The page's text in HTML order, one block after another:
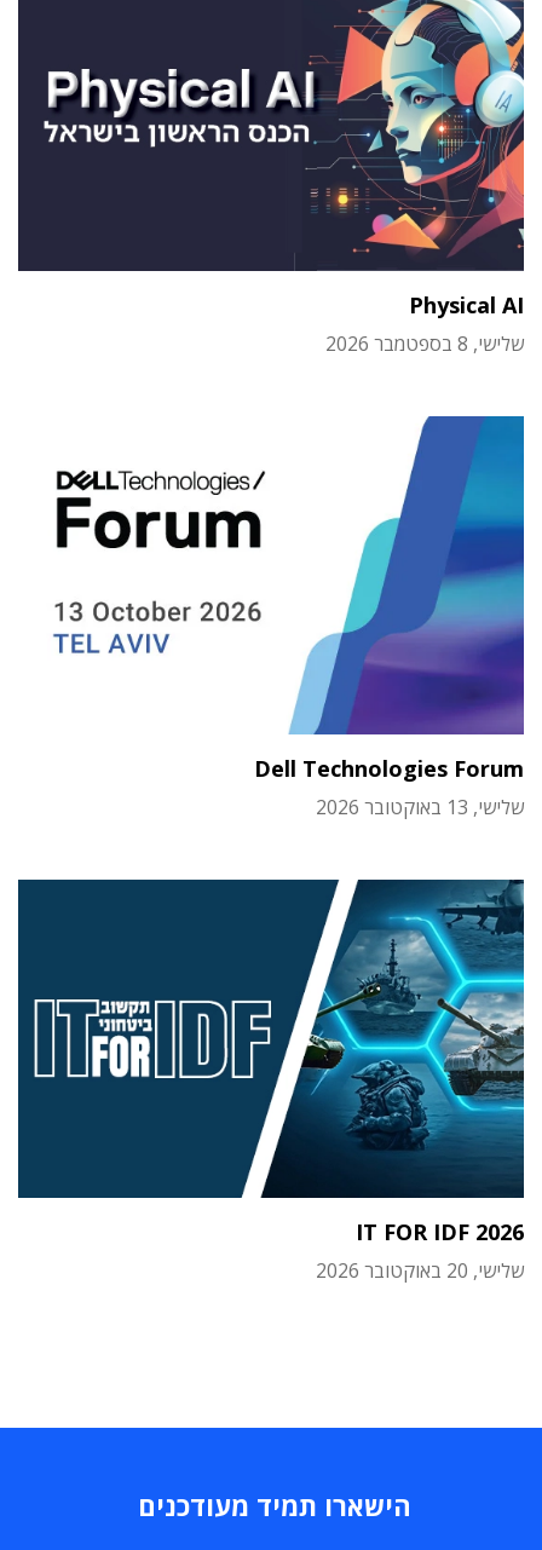
Physical AI
שלישי, 8 בספטמבר 2026
Dell Technologies Forum
שלישי, 13 באוקטובר 2026
IT FOR IDF 2026
שלישי, 20 באוקטובר 2026
הישארו תמיד מעודכנים